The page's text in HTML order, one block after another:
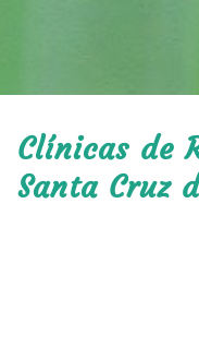
Clínicas de
Santa Cruz